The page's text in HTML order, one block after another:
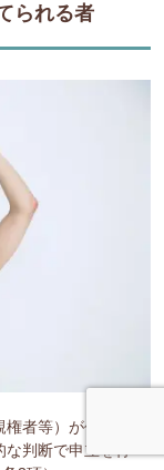
られる者
者等）が代行して
判断で申立を行